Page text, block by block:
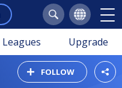
Leagues Upgrade
FOLLOW